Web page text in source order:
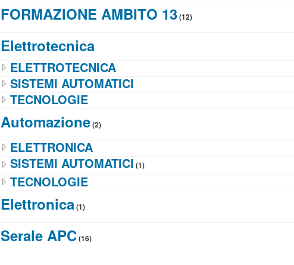
FORMAZIONE AMBITO 13(12)
Elettrotecnica
ELETTROTECNICA
SISTEMI AUTOMATICI
TECNOLOGIE
Automazione(2)
ELETTRONICA
SISTEMI AUTOMATICI (1)
TECNOLOGIE
Elettronica(1)
Serale APC(16)